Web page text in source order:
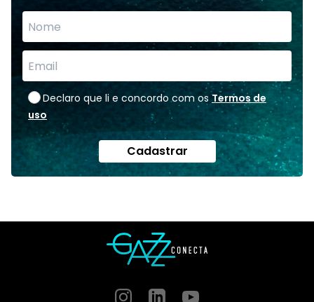
Declaro que li e concordo com os Termos de
uso
Cadastrar
InstagramGitHubGitHub